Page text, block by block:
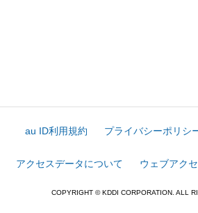
au ID利用規約 プライバシーポリシ
アクセスデータについて ウェブアク
COPYRIGHT © KDDI CORPORATION. ALL